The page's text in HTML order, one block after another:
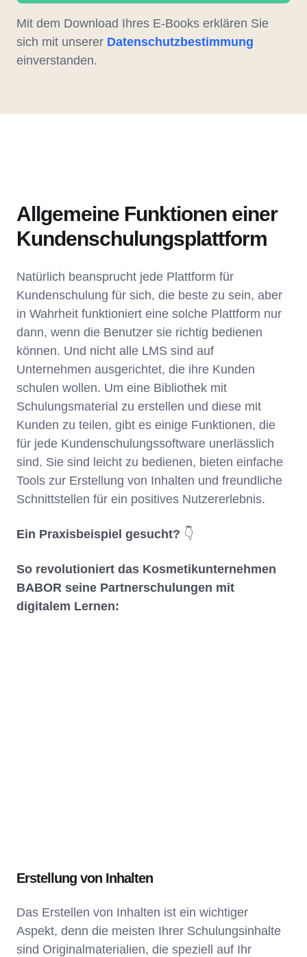
Mit dem Download Ihres E-Books erklären Sie
sich mit unserer Datenschutzbestimmung
einverstanden.
Allgemeine Funktionen einer
Kundenschulungsplattform
Natürlich beansprucht jede Plattform für
Kundenschulung für sich, die beste zu sein, aber
in Wahrheit funktioniert eine solche Plattform nur
dann, wenn die Benutzer sie richtig bedienen
können. Und nicht alle LMS sind auf
Unternehmen ausgerichtet, die ihre Kunden
schulen wollen. Um eine Bibliothek mit
Schulungsmaterial zu erstellen und diese mit
Kunden zu teilen, gibt es einige Funktionen, die
für jede Kundenschulungssoftware unerlässlich
sind. Sie sind leicht zu bedienen, bieten einfache
Tools zur Erstellung von Inhalten und freundliche
Schnittstellen für ein positives Nutzererlebnis.
Ein Praxisbeispiel gesucht? 👇
So revolutioniert das Kosmetikunternehmen
BABOR seine Partnerschulungen mit
digitalem Lernen:
Erstellung von Inhalten
Das Erstellen von Inhalten ist ein wichtiger
Aspekt, denn die meisten Ihrer Schulungsinhalte
sind Originalmaterialien, die speziell auf Ihr